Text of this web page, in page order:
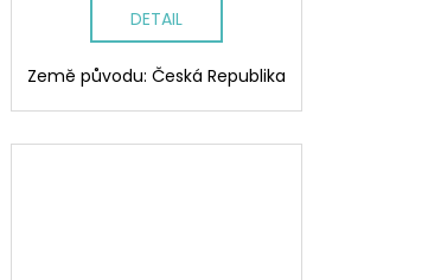
DETAIL
Země původu: Česká Republika